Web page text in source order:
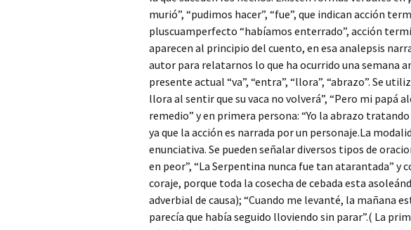
murió”, “pudimos hacer”, “fue”, que indican acción
pluscuamperfecto “habíamos enterrado”, acción
aparecen al principio del cuento, en esa analepsis
autor para relatarnos lo que ha ocurrido una semana
presente actual “va”, “entra”, “llora”, “abrazo”. Se
llora al sentir que su vaca no volverá”, “Pero mi papá
remedio” y en primera persona: “Yo la abrazo
ya que la acción es narrada por un personaje.La
enunciativa. Se pueden señalar diversos tipos de
en peor”, “La Serpentina nunca fue tan atarantada” y
coraje, porque toda la cosecha de cebada esta
adverbial de causa); “Cuando me levanté, la mañana
parecía que había seguido lloviendo sin parar”.( La